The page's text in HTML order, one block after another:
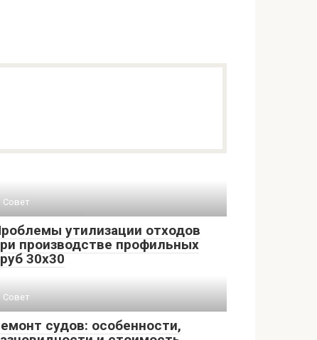
Совет
утилизации отходов
производстве профильных
30х30
Совет
судов: особенности,